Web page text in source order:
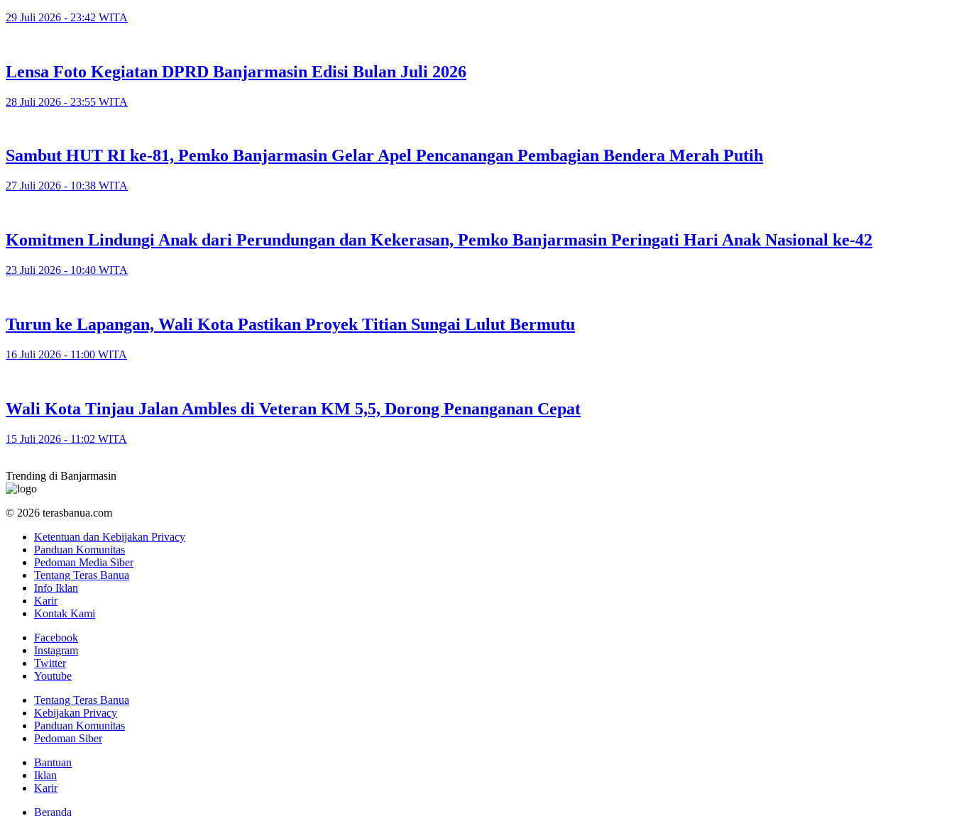
29 Juli 2026 - 23:42 WITA
Lensa Foto Kegiatan DPRD Banjarmasin Edisi Bulan Juli 2026
28 Juli 2026 - 23:55 WITA
Sambut HUT RI ke-81, Pemko Banjarmasin Gelar Apel Pencanangan Pembagian Bendera Merah Putih
27 Juli 2026 - 10:38 WITA
Komitmen Lindungi Anak dari Perundungan dan Kekerasan, Pemko Banjarmasin Peringati Hari Anak Nasional ke-42
23 Juli 2026 - 10:40 WITA
Turun ke Lapangan, Wali Kota Pastikan Proyek Titian Sungai Lulut Bermutu
16 Juli 2026 - 11:00 WITA
​Wali Kota Tinjau Jalan Ambles di Veteran KM 5,5, Dorong Penanganan Cepat
15 Juli 2026 - 11:02 WITA
Trending di Banjarmasin
© 2026 terasbanua.com
Ketentuan dan Kebijakan Privacy
Panduan Komunitas
Pedoman Media Siber
Tentang Teras Banua
Info Iklan
Karir
Kontak Kami
Facebook
Instagram
Twitter
Youtube
Tentang Teras Banua
Kebijakan Privacy
Panduan Komunitas
Pedoman Siber
Bantuan
Iklan
Karir
Beranda